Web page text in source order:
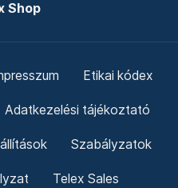
Shop
Etikai kódex
Adatkezelési tájékoztató
Szabályzatok
Telex Sales